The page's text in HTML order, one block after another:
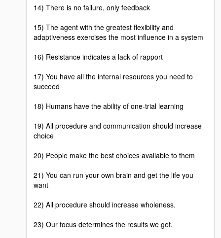
14) There is no failure, only feedback
15) The agent with the greatest flexibility and
adaptiveness exercises the most influence in a system
16) Resistance indicates a lack of rapport
17) You have all the internal resources you need to
succeed
18) Humans have the ability of one-trial learning
19) All procedure and communication should increase
choice
20) People make the best choices available to them
21) You can run your own brain and get the life you
want
22) All procedure should increase wholeness.
23) Our focus determines the results we get.